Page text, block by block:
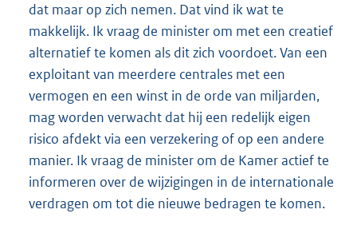
dat maar op zich nemen. Dat vind ik wat te
makkelijk. Ik vraag de minister om met een creatief
alternatief te komen als dit zich voordoet. Van een
exploitant van meerdere centrales met een
vermogen en een winst in de orde van miljarden,
mag worden verwacht dat hij een redelijk eigen
risico afdekt via een verzekering of op een andere
manier. Ik vraag de minister om de Kamer actief te
informeren over de wijzigingen in de internationale
verdragen om tot die nieuwe bedragen te komen.